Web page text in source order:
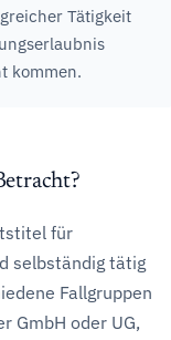
Tätigkeit
kommen.
für
selbständig tätig
Fallgruppen
GmbH oder UG,